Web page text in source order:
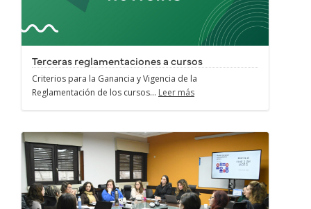
Terceras reglamentaciones a cursos
Criterios para la Ganancia y Vigencia de la
Reglamentación de los cursos... Leer más